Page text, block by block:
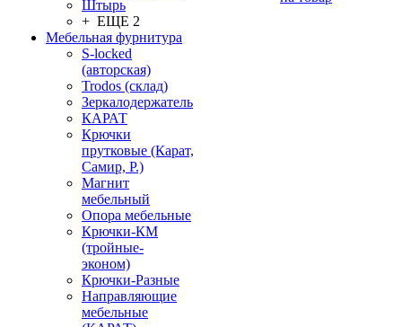
Штырь
+ ЕЩЕ 2
Мебельная фурнитура
S-locked
(авторская)
Trodos (склад)
Зеркалодержатель
КАРАТ
Крючки
прутковые (Карат,
Самир, Р.)
Магнит
мебельный
Опора мебельные
Крючки-КМ
(тройные-
эконом)
Крючки-Разные
Направляющие
мебельные